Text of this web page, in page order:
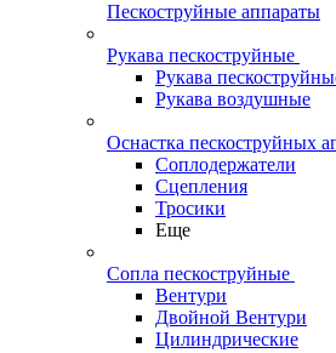
Пескоструйные аппараты
Рукава пескоструйные
Рукава
Рукава воздушные
Оснастка пескоструйных
Соплодержатели
Сцепления
Тросики
Еще
Сопла пескоструйные
Вентури
Двойной Вентури
Цилиндрические